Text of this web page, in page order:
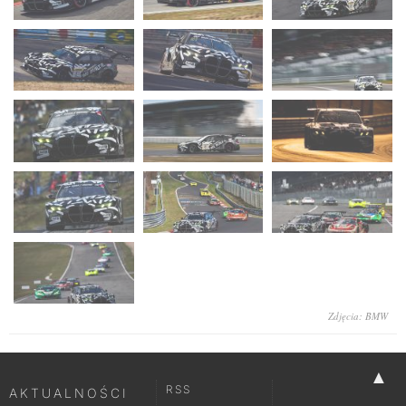
Zdjęcia: BMW
▲
AKTUALNOŚCI
RSS